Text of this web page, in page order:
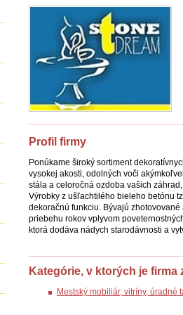
Profil firmy
Ponúkame široký sortiment
vysokej akosti, odolných voči
stála a celoročná ozdoba vašich
Výrobky z ušľachtilého bieleho betónu
dekoračnú funkciu. Bývajú
priebehu rokov vplyvom
ktorá dodáva nádych starodávnosti a
Kategórie, v ktorých je firma
Mestský mobiliár, vitríny, úradné